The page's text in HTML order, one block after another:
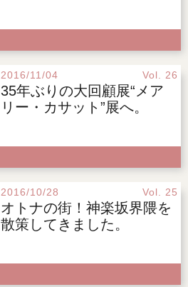
2016/11/04 Vol. 26
35年ぶりの大回顧展“メア
リー・カサット”展へ。
2016/10/28 Vol. 25
オトナの街！神楽坂界隈を
散策してきました。